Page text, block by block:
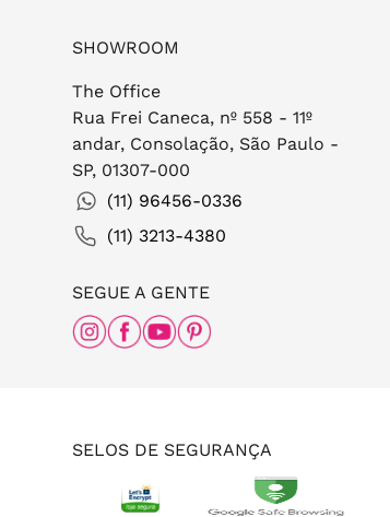
SHOWROOM
The Office
Rua Frei Caneca, nº 558 - 11º
andar, Consolação, São Paulo -
SP, 01307-000
(11) 96456-0336
(11) 3213-4380
SEGUE A GENTE
SELOS DE SEGURANÇA